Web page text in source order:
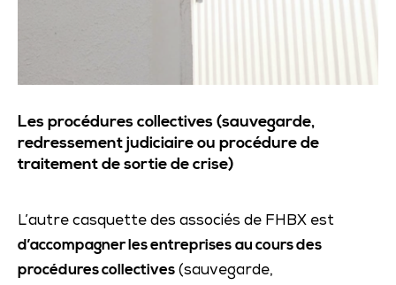
Les procédures collectives (sauvegarde,
redressement judiciaire ou procédure de
traitement de sortie de crise)
L’autre casquette des associés de FHBX est
d’accompagner les entreprisesau cours des
procédures collectives (sauvegarde,